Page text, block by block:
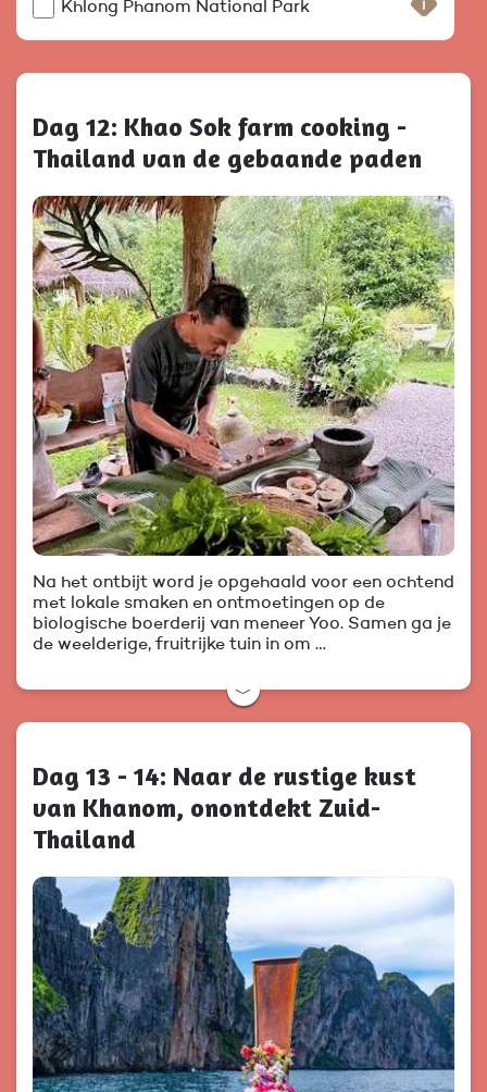
Khlong Phanom National Park
Dag 12: Khao Sok farm cooking -
Thailand van de gebaande paden
Na het ontbijt word je opgehaald voor een ochtend
met lokale smaken en ontmoetingen op de
biologische boerderij van meneer Yoo. Samen ga je
de weelderige, fruitrijke tuin in om …
﹀
Dag 13 - 14: Naar de rustige kust
van Khanom, onontdekt Zuid-
Thailand